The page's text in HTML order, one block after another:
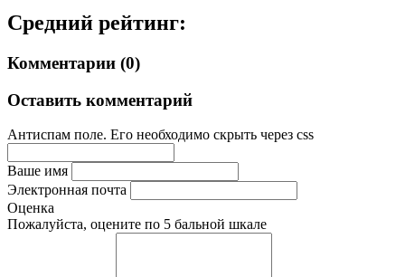
Средний рейтинг:
Комментарии (0)
Оставить комментарий
Антиспам поле. Его необходимо скрыть через css
Ваше имя
Электронная почта
Оценка
Пожалуйста, оцените по 5 бальной шкале